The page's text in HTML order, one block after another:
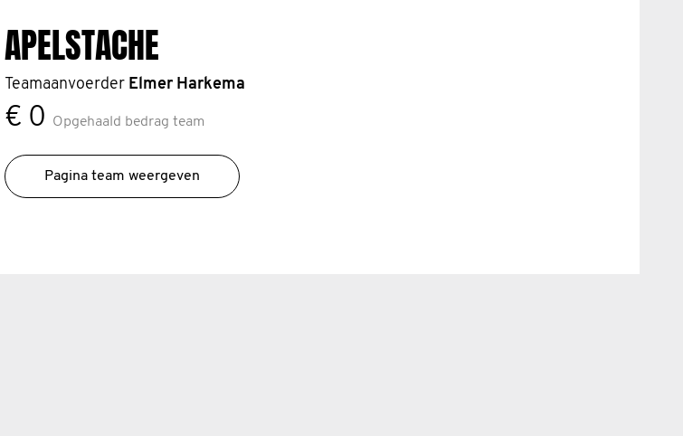
APELSTACHE
Teamaanvoerder Elmer Harkema
€ 0 Opgehaald bedrag team
Pagina team weergeven